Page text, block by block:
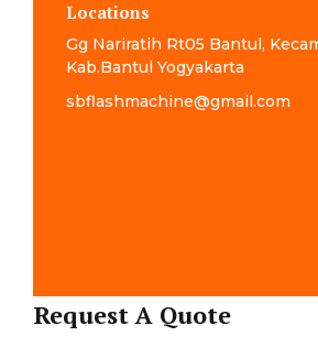
Locations
Gg Nariratih Rt05 Bantul,
Kab.Bantul Yogyakarta
sbflashmachine@gmail.com
Request A Quote